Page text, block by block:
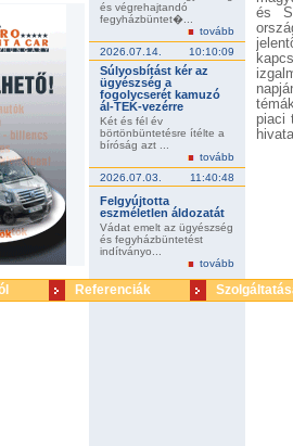
és végrehajtandó
fegyházbüntet�...
tovább
2026.07.14.
10:10:09
Súlyosbítást kér az
ügyészség a
fogolycserét kamuzó
ál-TEK-vezérre
Két és fél év
börtönbüntetésre ítélte a
bíróság azt ...
tovább
2026.07.03.
11:40:48
Felgyújtotta
eszméletlen áldozatát
Vádat emelt az ügyészség
és fegyházbüntetést
indítványo...
tovább
és
piaci
Referenciák